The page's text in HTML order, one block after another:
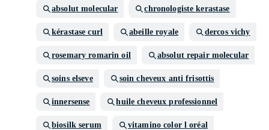
absolut molecular chronologiste kerastase
kérastase curl abeille royale dercos vichy
rosemary romarin oil absolut repair molecular
soins elseve soin cheveux anti frisottis
innersense huile cheveux professionnel
biosilk serum vitamino color l oréal